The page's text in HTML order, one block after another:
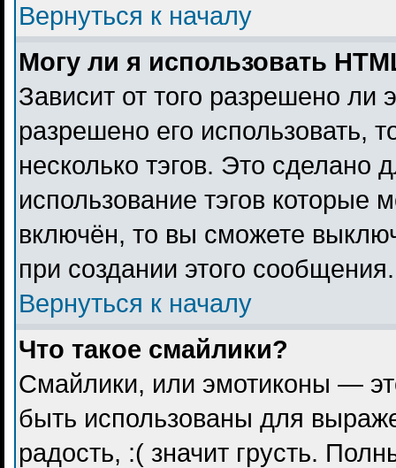
Вернуться к началу
Могу ли я использовать
Зависит от того разрешено ли
разрешено его использовать,
несколько тэгов. Это сделано
использование тэгов которые
включён, то вы сможете
при создании этого сообщения.
Вернуться к началу
Что такое смайлики?
Смайлики, или эмотиконы —
быть использованы для
радость, :( значит грусть.